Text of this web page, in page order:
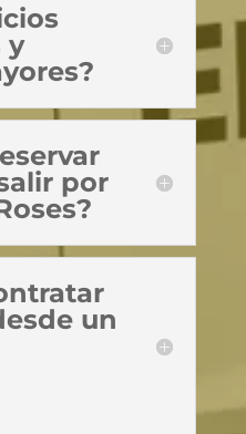
y
por
un